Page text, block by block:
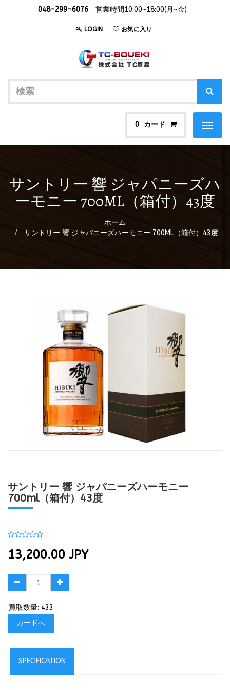
048-299-6076 営業時間10:00~18:00(月~金)
LOGIN お気に入り
0 カード
Toggle
サントリー 響 ジャパニーズハ
ーモニー 700ML（箱付）43度
ホーム
サントリー 響 ジャパニーズハーモニー 700ML（箱付）43度
サントリー 響 ジャパニーズハーモニー
700ml（箱付）43度
13,200.00 JPY
買取数量: 433
カードへ
SPECIFICATION